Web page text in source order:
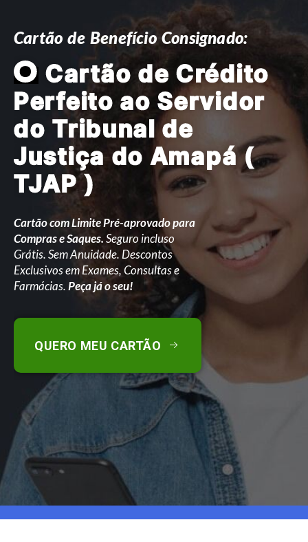
Cartão de Benefício Consignado:
O Cartão de Crédito
Perfeito ao Servidor
do Tribunal de
Justiça do Amapá (
TJAP )
Cartão com Limite Pré-aprovado para
Compras e Saques.Seguro incluso
Grátis. Sem Anuidade. Descontos
Exclusivos em Exames, Consultas e
Farmácias.Peça já o seu!
QUERO MEU CARTÃO